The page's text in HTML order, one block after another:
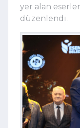
yer alan
düzenlendi.